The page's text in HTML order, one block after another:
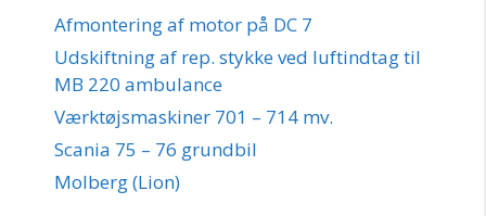
Afmontering af motor på DC 7
Udskiftning af rep. stykke ved luftindtag til
MB 220 ambulance
Værktøjsmaskiner 701 – 714 mv.
Scania 75 – 76 grundbil
Molberg (Lion)